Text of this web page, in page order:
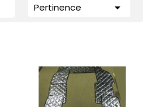
Pertinence 